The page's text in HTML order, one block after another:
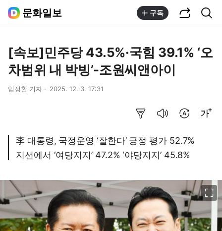
문화일보 구독
[속보]민주당 43.5%·국힘 39.1% ‘오
차범위 내 박빙’-조원씨앤아이
임정환 기자 2025. 12. 3. 17:31
李 대통령, 국정운영 ‘잘한다’ 긍정 평가 52.7%
지선에서 ‘여당지지’ 47.2% ‘야당지지’ 45.8%